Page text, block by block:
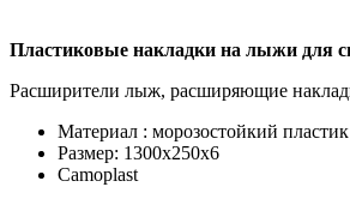
Пластиковые накладки на лыжи для
Расширители лыж, расширяющие
Материал : морозостойкий пластик
Размер: 1300х250х6
Camoplast